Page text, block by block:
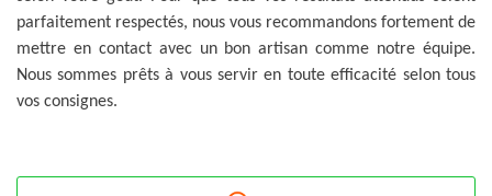
parfaitement respectés, nous vous recommandons fortement de
mettre en contact avec un bon artisan comme notre équipe.
Nous sommes prêts à vous servir en toute efficacité selon tous
vos consignes.